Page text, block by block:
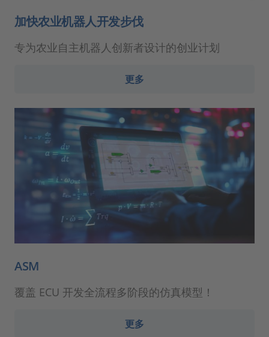
加快农业机器人开发步伐
专为农业自主机器人创新者设计的创业计划
更多
ASM
覆盖 ECU 开发全流程多阶段的仿真模型！
更多